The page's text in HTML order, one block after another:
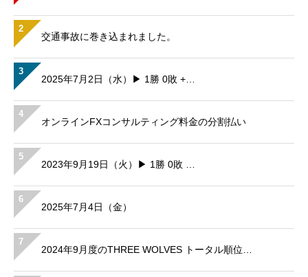
2
交通事故に巻き込まれました。
3
2025年7月2日（水）▶ 1勝 0敗 +…
4
オンラインFXコンサルティング料金の分割払い
5
2023年9月19日（火）▶ 1勝 0敗 …
6
2025年7月4日（金）
7
2024年9月度のTHREE WOLVES トータル順位…